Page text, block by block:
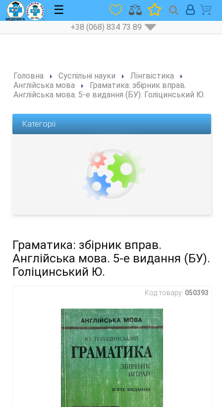
☰
+38 (068) 834 73 89
Головна Суспільні науки
Лінгвістика
Англійська мова
Граматика: збірник вправ.
Англійська мова. 5-е видання (БУ). Голіцинський Ю.
Категорії
Граматика: збірник вправ.
Англійська мова. 5-е видання (БУ).
Голіцинський Ю.
Код товару: 050393